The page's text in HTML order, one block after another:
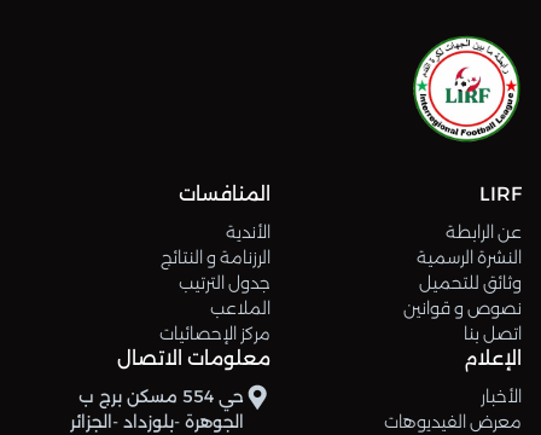
LIRF
عن الرابطة
النشرة الرسمية
وثائق للتحميل
نصوص و قوانين
اتصل بنا
المنافسات
الأندية
الرزنامة و النتائج
جدول الترتيب
الملاعب
مركز الإحصائيات
الإعلام
الأخبار
معرض الفيديوهات
معلومات الاتصال
حي 554 مسكن برج ب
الجوهرة -بلوزداد -الجزائر